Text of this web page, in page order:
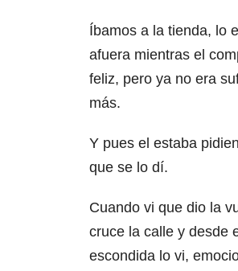
Íbamos a la tienda, lo
afuera mientras el
feliz, pero ya no era
más.
Y pues el estaba
que se lo dí.
Cuando vi que dio la
cruce la calle y desde
escondida lo vi,